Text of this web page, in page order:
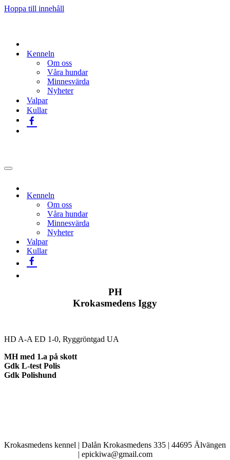
Hoppa till innehåll
Kenneln
Om oss
Våra hundar
Minnesvärda
Nyheter
Valpar
Kullar
Navigeringsmeny
Kenneln
Om oss
Våra hundar
Minnesvärda
Nyheter
Valpar
Kullar
PH
Krokasmedens Iggy
HD A-A ED 1-0, Ryggröntgad UA
MH med 1.a på skott
Gdk L-test Polis
Gdk Polishund
Krokasmedens kennel | Dalån Krokasmedens 335 | 44695 Älvängen
| epickiwa@gmail.com